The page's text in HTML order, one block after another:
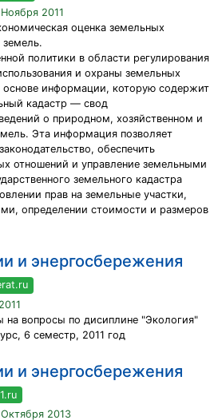
2011
оценка земельных
земель.
политики в области регулирования
и охраны земельных
основе информации, которую содержит
кадастр — свод
о природном, хозяйственном и
Эта информация позволяет
обеспечить
отношений и управление земельными
земельного кадастра
прав на земельные участки,
определении стоимости и размеров
и энергосбережения
на вопросы по дисиплине "Экология"
6 семестр, 2011 год
и энергосбережения
2013